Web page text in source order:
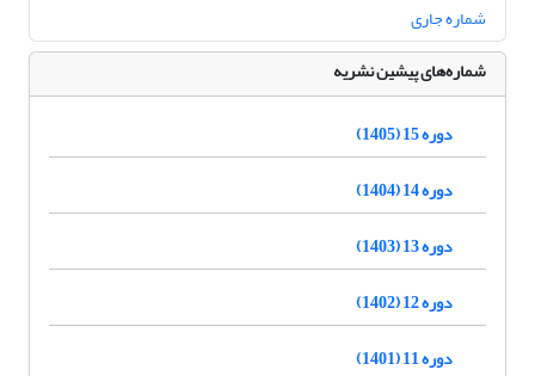
شماره جاری
شماره‌های پیشین نشریه
دوره 15 (1405)
دوره 14 (1404)
دوره 13 (1403)
دوره 12 (1402)
دوره 11 (1401)